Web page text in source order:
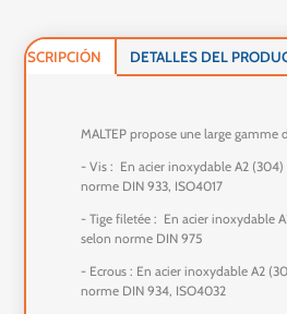
DESCRIPCIÓN DETALLES DEL
MALTEP propose une large gamme
- Vis : En acier inoxydable A2
norme DIN 933, ISO4017
- Tige filetée : En acier inoxydable
selon norme DIN 975
- Ecrous : En acier inoxydable A2
norme DIN 934, ISO4032